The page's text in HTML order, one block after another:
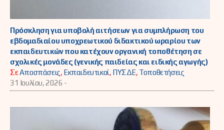
Πρόσκληση για υποβολή αιτήσεων για συμπλήρωση του
εβδομαδιαίου υποχρεωτικού διδακτικού ωραρίου των
εκπαιδευτικών που κατέχουν οργανική τοποθέτηση σε
σχολικές μονάδες (γενικής παιδείας και ειδικής αγωγής)
ΣεΑποσπάσεις, Εκπαιδευτικοί, ΠΥΣΔΕ, Τοποθετήσεις
31 Ιουλίου, 2026 -